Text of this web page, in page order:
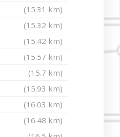
(15.31 km)
(15.32 km)
(15.42 km)
(15.57 km)
(15.7 km)
(15.93 km)
(16.03 km)
(16.48 km)